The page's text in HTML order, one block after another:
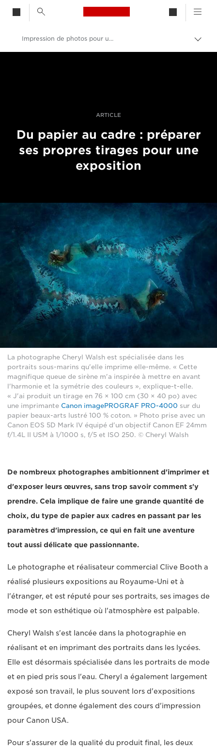
Canon Logo, back to
entre
Impression de photos pour une exposition
ARTICLE
Du papier au cadre : préparer
ses propres tirages pour une
exposition
La photographe Cheryl Walsh est spécialisée dans les
portraits sous-marins qu'elle imprime elle-même. « Cette
magnifique queue de sirène m'a inspirée à mettre en avant
l'harmonie et la symétrie des couleurs », explique-t-elle.
« J'ai produit un tirage en 76 × 100 cm (30 × 40 po) avec
une imprimante Canon imagePROGRAF PRO-4000 sur du
papier beaux-arts lustré 100 % coton. » Photo prise avec un
Canon EOS 5D Mark IV équipé d'un objectif Canon EF 24mm
f/1.4L II USM à 1/1000 s, f/5 et ISO 250. © Cheryl Walsh
De nombreux photographes ambitionnent d'imprimer et
d'exposer leurs œuvres, sans trop savoir comment s'y
prendre. Cela implique de faire une grande quantité de
choix, du type de papier aux cadres en passant par les
paramètres d'impression, ce qui en fait une aventure
tout aussi délicate que passionnante.
Le photographe et réalisateur commercial Clive Booth a
réalisé plusieurs expositions au Royaume-Uni et à
l'étranger, et est réputé pour ses portraits, ses images de
mode et son esthétique où l'atmosphère est palpable.
Cheryl Walsh s'est lancée dans la photographie en
réalisant et en imprimant des portraits dans les lycées.
Elle est désormais spécialisée dans les portraits de mode
et en pied pris sous l'eau. Cheryl a également largement
exposé son travail, le plus souvent lors d'expositions
groupées, et donne également des cours d'impression
pour Canon USA.
Pour s'assurer de la qualité du produit final, les deux